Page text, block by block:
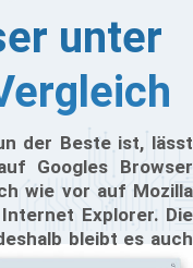
unter
der Beste ist, lässt
Googles Browser
wie vor auf Mozilla
Explorer. Die
bleibt es auch
man denn